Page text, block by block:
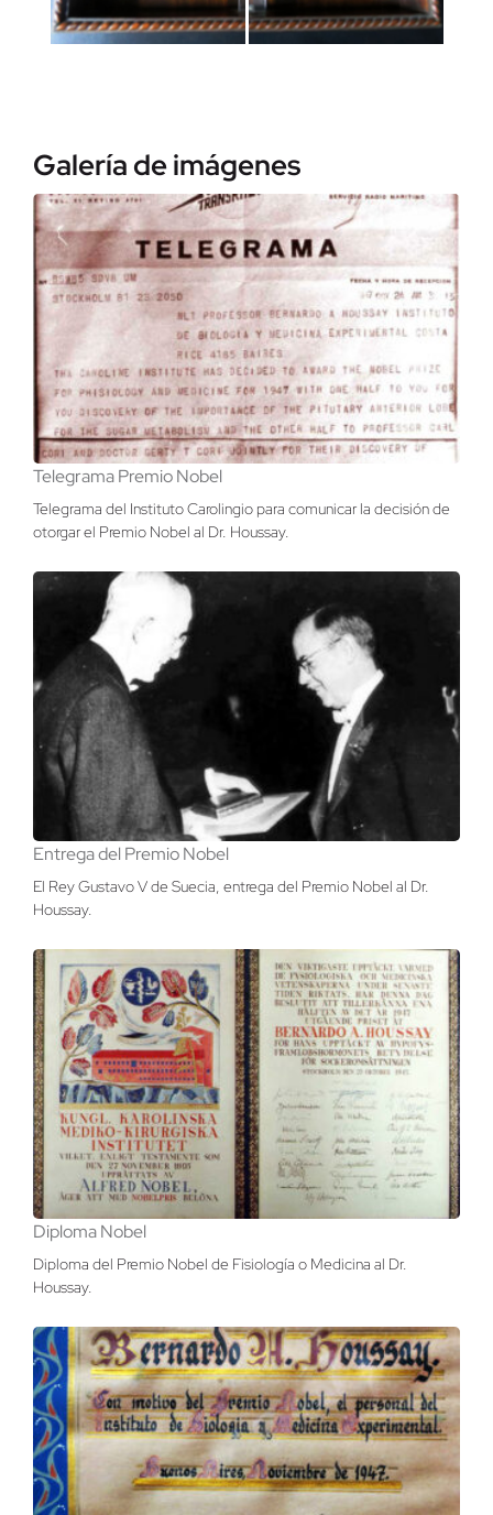
Galería de imágenes
Telegrama Premio Nobel
Telegrama del Instituto Carolingio para comunicar la decisión de
otorgar el Premio Nobel al Dr. Houssay.
Entrega del Premio Nobel
El Rey Gustavo V de Suecia, entrega del Premio Nobel al Dr.
Houssay.
Diploma Nobel
Diploma del Premio Nobel de Fisiología o Medicina al Dr.
Houssay.